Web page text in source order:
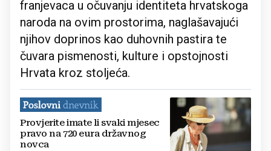
franjevaca u očuvanju identiteta hrvatskoga
naroda na ovim prostorima, naglašavajući
njihov doprinos kao duhovnih pastira te
čuvara pismenosti, kulture i opstojnosti
Hrvata kroz stoljeća.
Provjerite imate li svaki mjesec
pravo na 720 eura državnog
novca